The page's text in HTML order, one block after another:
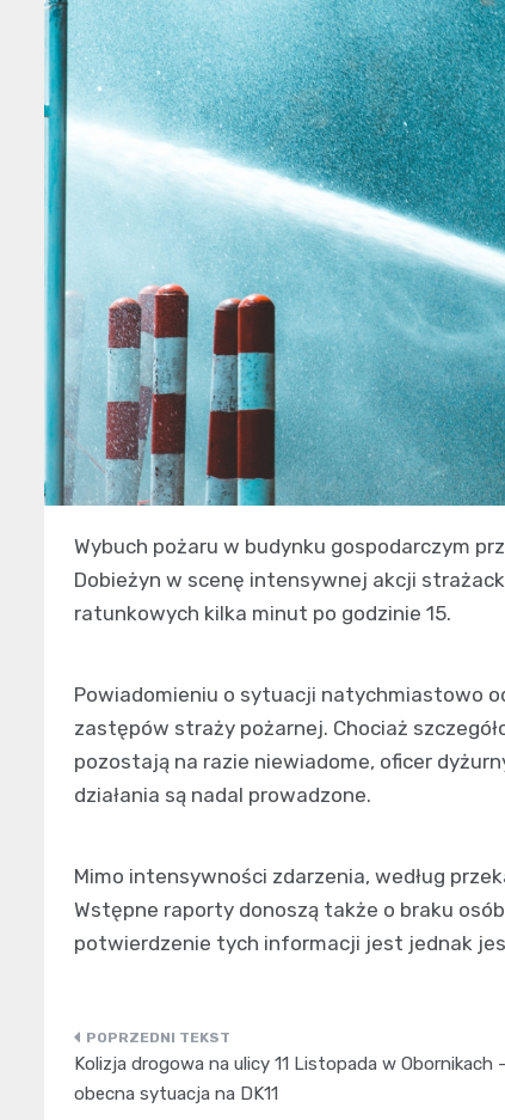
Wybuch pożaru w budynku gospodarczym
Dobieżyn w scenę intensywnej akcji
ratunkowych kilka minut po godzinie 15.
Powiadomieniu o sytuacji natychmiastowo
zastępów straży pożarnej. Chociaż
pozostają na razie niewiadome, oficer
działania są nadal prowadzone.
Mimo intensywności zdarzenia, według
Wstępne raporty donoszą także o braku
potwierdzenie tych informacji jest jednak
Nawigacja
wpisu
Kolizja drogowa na ulicy 11 Listopada w Obornikach
obecna sytuacja na DK11